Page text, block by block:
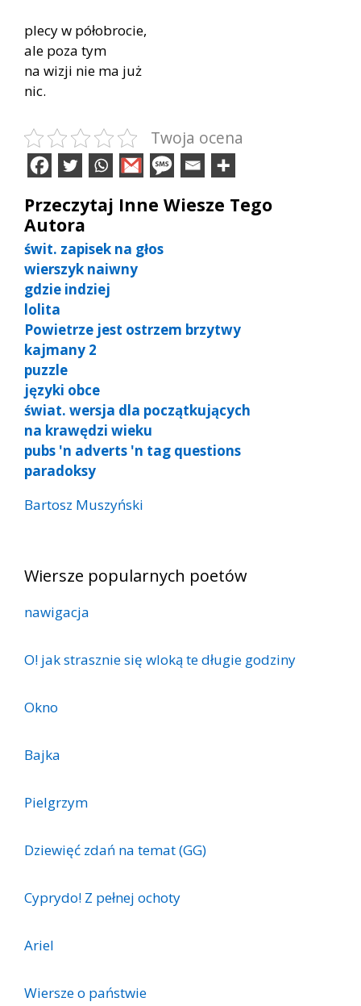
plecy w półobrocie,
ale poza tym
na wizji nie ma już
nic.
Twoja ocena
Przeczytaj Inne Wiesze Tego
Autora
świt. zapisek na głos
wierszyk naiwny
gdzie indziej
lolita
Powietrze jest ostrzem brzytwy
kajmany 2
puzzle
języki obce
świat. wersja dla początkujących
na krawędzi wieku
pubs 'n adverts 'n tag questions
paradoksy
Bartosz Muszyński
Wiersze popularnych poetów
nawigacja
O! jak strasznie się wloką te długie godziny
Okno
Bajka
Pielgrzym
Dziewięć zdań na temat (GG)
Cyprydo! Z pełnej ochoty
Ariel
Wiersze o państwie